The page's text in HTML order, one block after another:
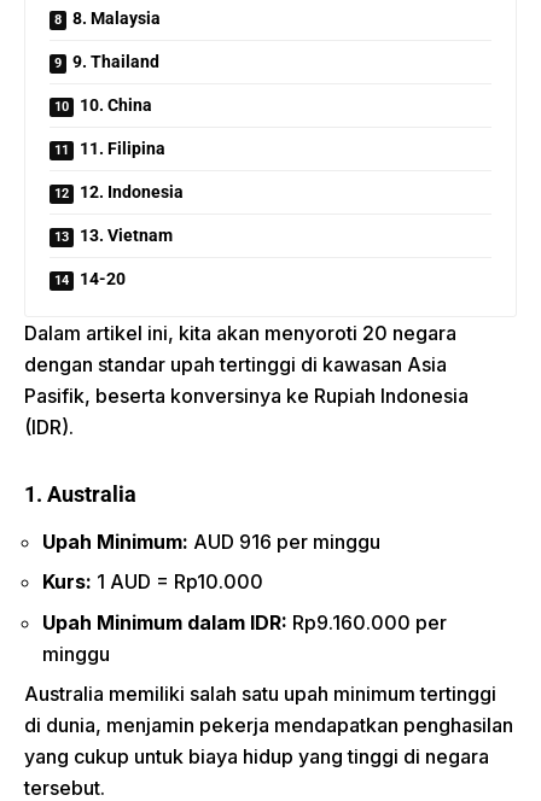
8. Malaysia
9. Thailand
10. China
11. Filipina
12. Indonesia
13. Vietnam
14-20
Dalam artikel ini, kita akan menyoroti 20 negara
dengan standar upah tertinggi di kawasan Asia
Pasifik, beserta konversinya ke Rupiah Indonesia
(IDR).
1. Australia
Upah Minimum: AUD 916 per minggu
Kurs: 1 AUD = Rp10.000
Upah Minimum dalam IDR: Rp9.160.000 per
minggu
Australia memiliki salah satu upah minimum tertinggi
di dunia, menjamin pekerja mendapatkan penghasilan
yang cukup untuk biaya hidup yang tinggi di negara
tersebut.